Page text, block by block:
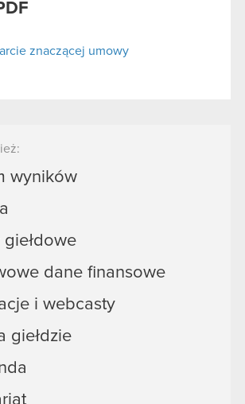
znaczącej umowy
wyników
giełdowe
dane finansowe
i webcasty
giełdzie